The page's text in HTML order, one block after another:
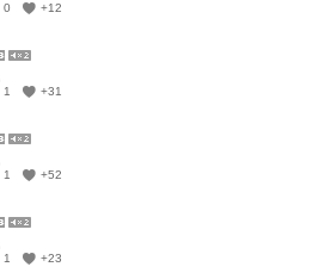
0 +12
1 +31
1 +52
1 +23